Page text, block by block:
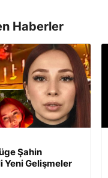
Haberler
Şahin
Gelişmeler